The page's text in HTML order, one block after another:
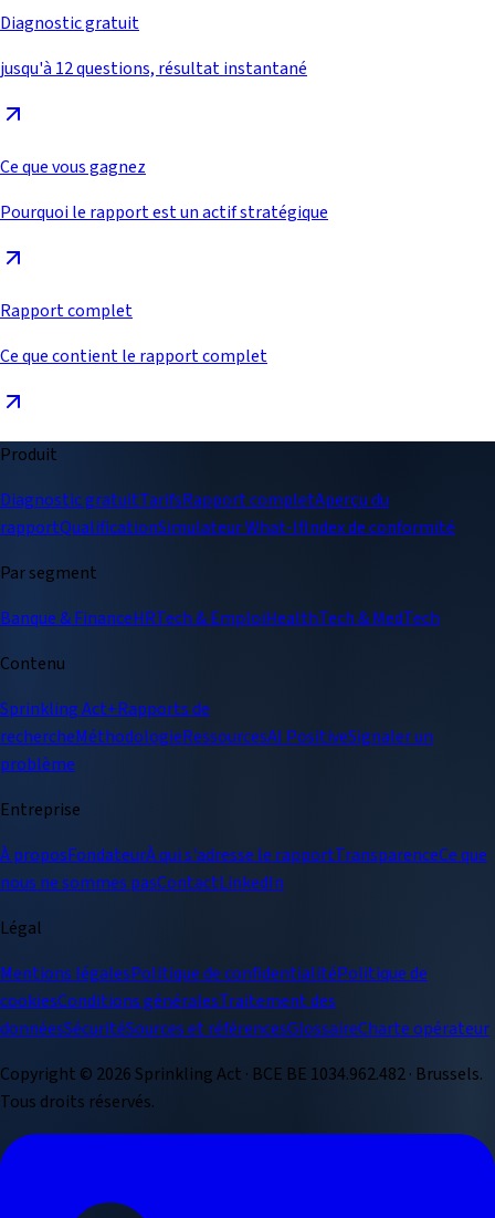
Diagnostic gratuit
jusqu'à 12 questions, résultat instantané
Ce que vous gagnez
Pourquoi le rapport est un actif stratégique
Rapport complet
Ce que contient le rapport complet
Produit
Diagnostic gratuitTarifsRapport completAperçu du
rapportQualificationSimulateur What-IfIndex de conformité
Par segment
Banque & FinanceHRTech & EmploiHealthTech & MedTech
Contenu
Sprinkling Act+Rapports de
rechercheMéthodologieRessourcesAI PositiveSignaler un
problème
Entreprise
À proposFondateurÀ qui s'adresse le rapportTransparenceCe que
nous ne sommes pasContactLinkedIn
Légal
Mentions légalesPolitique de confidentialitéPolitique de
cookiesConditions généralesTraitement des
donnéesSécuritéSources et référencesGlossaireCharte opérateur
Copyright © 2026Sprinkling Act · BCE BE 1034.962.482 · Brussels.
Tous droits réservés.